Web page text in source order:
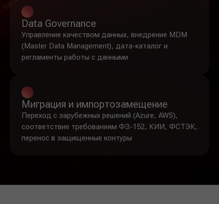
Data Governance
Управление качеством данных, внедрение MDM
(Master Data Management), дата-каталог и
регламенты работы с данными
Миграция и импортозамещение
Переход с зарубежных решений (Azure, AWS),
соответствие требованиям ФЗ-152, КИИ, ФСТЭК,
перенос в защищенные контуры